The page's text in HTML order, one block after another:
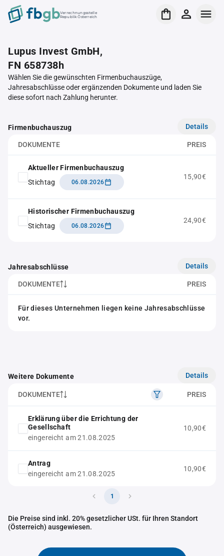
Verrechnungsstelle
Republik Österreich
Lupus Invest GmbH,
FN 658738h
Wählen Sie die gewünschten Firmenbuchauszüge,
Jahresabschlüsse oder ergänzenden Dokumente und laden Sie
diese sofort nach Zahlung herunter.
Firmenbuchauszug Details
DOKUMENTE PREIS
Aktueller Firmenbuchauszug
Stichtag
06.08.2026
15,90€
Historischer Firmenbuchauszug
Stichtag
06.08.2026
24,90€
Jahresabschlüsse Details
DOKUMENTE PREIS
Für dieses Unternehmen liegen keine Jahresabschlüsse
vor.
Weitere Dokumente Details
DOKUMENTE PREIS
Erklärung über die Errichtung der
Gesellschaft
eingereicht am 21.08.2025
10,90€
Antrag
eingereicht am 21.08.2025
10,90€
1
Die Preise sind inkl. 20% gesetzlicher USt. für Ihren Standort
(Österreich) ausgewiesen.